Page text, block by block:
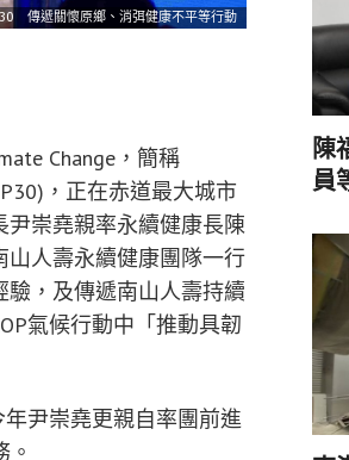
傳遞關懷原鄉、消弭健康不平等行動
Change，簡稱
，正在赤道最大城市
崇堯親率永續健康長陳
人壽永續健康團隊一行
，及傳遞南山人壽持續
氣候行動中「推動具韌
尹崇堯更親自率團前進
陳
員